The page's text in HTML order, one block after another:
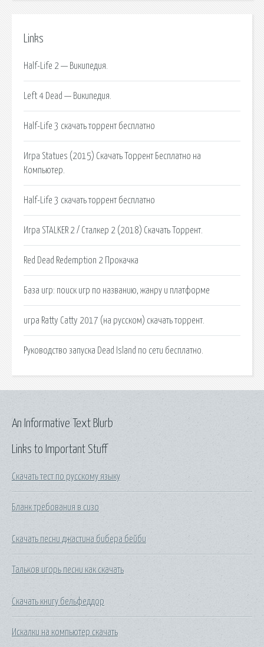
Links
Half-Life 2 — Википедия.
Left 4 Dead — Википедия.
Half-Life 3 скачать торрент бесплатно
Игра Statues (2015) Скачать Торрент Бесплатно на
Компьютер.
Half-Life 3 скачать торрент бесплатно
Игра STALKER 2 / Сталкер 2 (2018) Скачать Торрент.
Red Dead Redemption 2 Прокачка
База игр: поиск игр по названию, жанру и платформе
игра Ratty Catty 2017 (на русском) скачать торрент.
Руководство запуска Dead Island по сети бесплатно.
Links to Important Stuff
Скачать тест по русскому языку
Бланк требования в сизо
Скачать песни джастина бибера бейби
Тальков игорь песни как скачать
Скачать книгу бельфеддор
Искалки на компьютер скачать
An Informative Text Blurb